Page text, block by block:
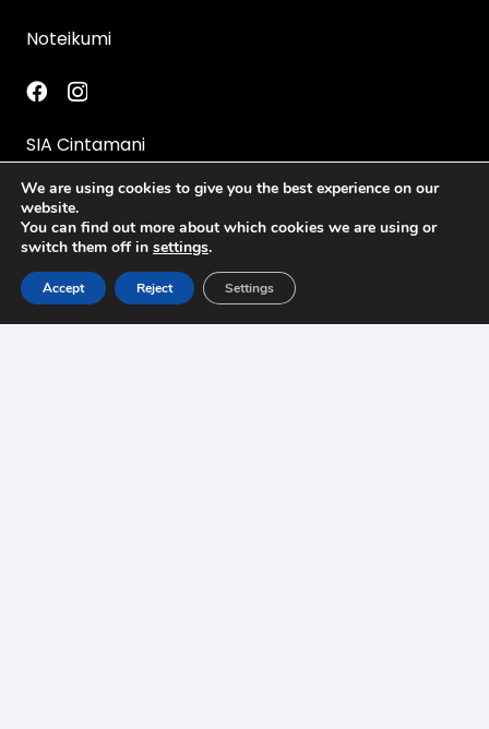
Noteikumi
SIA Cintamani
PVN Nr. LV41203061808
Latvija, Rīga, Brīvības gatve 425-57, LV-1024
Par drošu maksājumu rūpējas:
We are using cookies to give you the best experience on our
website.
You can find out more about which cookies we are using or
switch them off in settings.
Accept Reject Settings